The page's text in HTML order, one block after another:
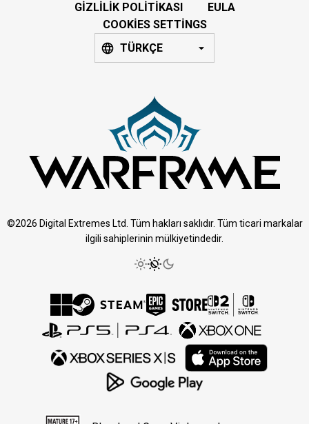
GIZLILIK POLITIKASI
EULA
COOKIES SETTINGS
TÜRKÇE
©2026 Digital Extremes Ltd. Tüm hakları saklıdır. Tüm ticari markalar
ilgili sahiplerinin mülkiyetindedir.